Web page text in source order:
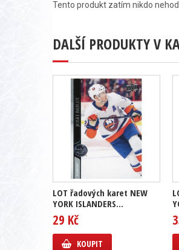
Tento produkt zatím nikdo
DALŠÍ PRODUKTY V
LOT řadových karet NEW
YORK ISLANDERS...
29 Kč
KOUPIT